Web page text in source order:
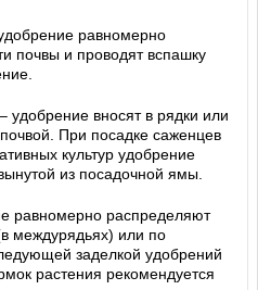
равномерно
почвы и проводят вспашку
удобрение вносят в рядки или
При посадке саженцев
культур удобрение
из посадочной ямы.
равномерно распределяют
междурядьях) или по
заделкой удобрений
растения рекомендуется